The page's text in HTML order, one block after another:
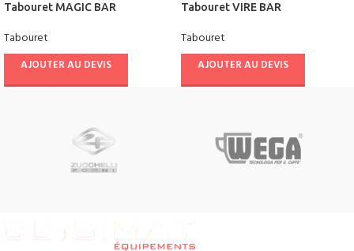
Tabouret MAGIC BAR
Tabouret
AJOUTER AU DEVIS
Tabouret VIRE BAR
Tabouret
AJOUTER AU DEVIS